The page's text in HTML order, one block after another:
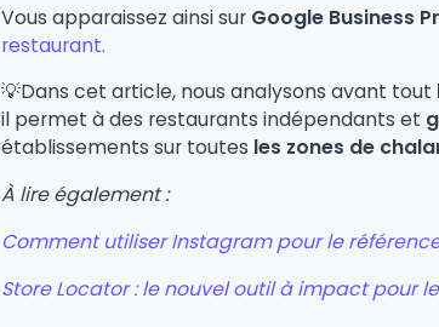
Vous apparaissez ainsi sur Google Business
restaurant.
💡Dans cet article, nous analysons avant tout
il permet à des restaurants indépendants et
établissements sur toutes les zones de
À lire également :
Comment utiliser Instagram pour le
Store Locator : le nouvel outil à impact pour